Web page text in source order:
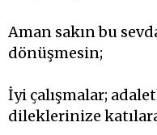
Aman sakın bu
dönüşmesin;
İyi çalışmalar;
dileklerinize